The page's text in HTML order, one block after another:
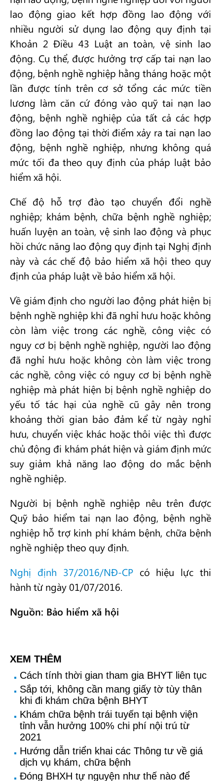
lao động giao kết hợp đồng lao động với
nhiều người sử dụng lao động quy định tại
Khoản 2 Điều 43 Luật an toàn, vệ sinh lao
động. Cụ thể, được hưởng trợ cấp tai nạn lao
động, bệnh nghề nghiệp hằng tháng hoặc một
lần được tính trên cơ sở tổng các mức tiền
lương làm căn cứ đóng vào quỹ tai nạn lao
động, bệnh nghề nghiệp của tất cả các hợp
đồng lao động tại thời điểm xảy ra tai nạn lao
động, bệnh nghề nghiệp, nhưng không quá
mức tối đa theo quy định của pháp luật bảo
hiểm xã hội.
Chế độ hỗ trợ đào tạo chuyển đổi nghề
nghiệp; khám bệnh, chữa bệnh nghề nghiệp;
huấn luyện an toàn, vệ sinh lao động và phục
hồi chức năng lao động quy định tại Nghị định
này và các chế độ bảo hiểm xã hội theo quy
định của pháp luật về bảo hiểm xã hội.
Về giám định cho người lao động phát hiện bị
bệnh nghề nghiệp khi đã nghỉ hưu hoặc không
còn làm việc trong các nghề, công việc có
nguy cơ bị bệnh nghề nghiệp, người lao động
đã nghỉ hưu hoặc không còn làm việc trong
các nghề, công việc có nguy cơ bị bệnh nghề
nghiệp mà phát hiện bị bệnh nghề nghiệp do
yếu tố tác hại của nghề cũ gây nên trong
khoảng thời gian bảo đảm kể từ ngày nghỉ
hưu, chuyển việc khác hoặc thôi việc thì được
chủ động đi khám phát hiện và giám định mức
suy giảm khả năng lao động do mắc bệnh
nghề nghiệp.
Người bị bệnh nghề nghiệp nêu trên được
Quỹ bảo hiểm tai nạn lao động, bệnh nghề
nghiệp hỗ trợ kinh phí khám bệnh, chữa bệnh
nghề nghiệp theo quy định.
Nghị định 37/2016/NĐ-CPcó hiệu lực thi
hành từ ngày 01/07/2016.
Nguồn: Bảo hiểm xã hội
XEM THÊM
Cách tính thời gian tham gia BHYT liên tục
Sắp tới, không cần mang giấy tờ tùy thân
khi đi khám chữa bệnh BHYT
Khám chữa bệnh trái tuyến tại bệnh viện
tỉnh vẫn hưởng 100% chi phí nội trú từ
2021
Hướng dẫn triển khai các Thông tư về giá
dịch vụ khám, chữa bệnh
Đóng BHXH tự nguyện như thế nào để